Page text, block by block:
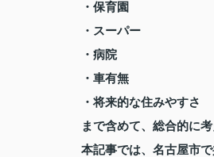
・保育園
・スーパー
・病院
・車有無
・将来的な住みやすさ
まで含めて、総合的に考
本記事では、名古屋市